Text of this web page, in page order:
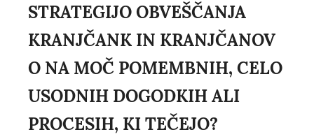
STRATEGIJO OBVEŠČANJA
KRANJČANK IN KRANJČANOV
O NA MOČ POMEMBNIH, CELO
USODNIH DOGODKIH ALI
PROCESIH, KI TEČEJO?